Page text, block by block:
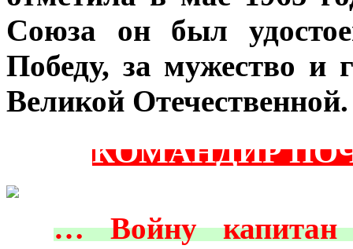
Союза он был
Победу, за мужество и
Великой Отечественной.
КОМАНДИР
… Войну капитан